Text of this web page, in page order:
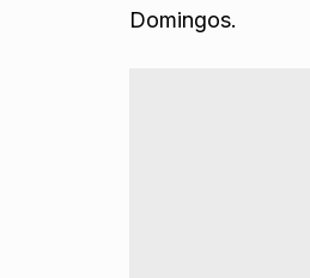
Domingos.